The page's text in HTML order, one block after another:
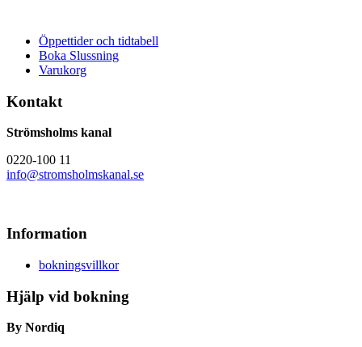
Öppettider och tidtabell
Boka Slussning
Varukorg
Kontakt
Strömsholms kanal
0220-100 11
info@stromsholmskanal.se
Information
bokningsvillkor
Hjälp vid bokning
By Nordiq